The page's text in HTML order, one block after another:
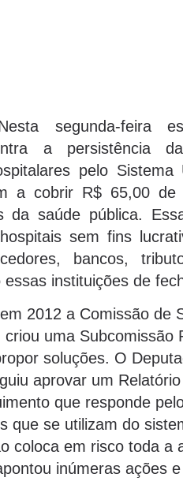
segunda-feira
a persistência
pelo
a cobrir R$ 65,00
da saúde pública.
sem fins
bancos,
instituições de
2012 a Comissão de
uma Subcomissão
soluções. O
aprovar um
que responde
que se utilizam do
coloca em risco toda a
inúmeras ações